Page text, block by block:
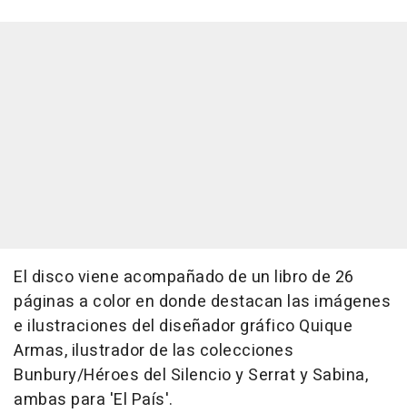
El disco viene acompañado de un libro de 26
páginas a color en donde destacan las imágenes
e ilustraciones del diseñador gráfico Quique
Armas, ilustrador de las colecciones
Bunbury/Héroes del Silencio y Serrat y Sabina,
ambas para 'El País'.